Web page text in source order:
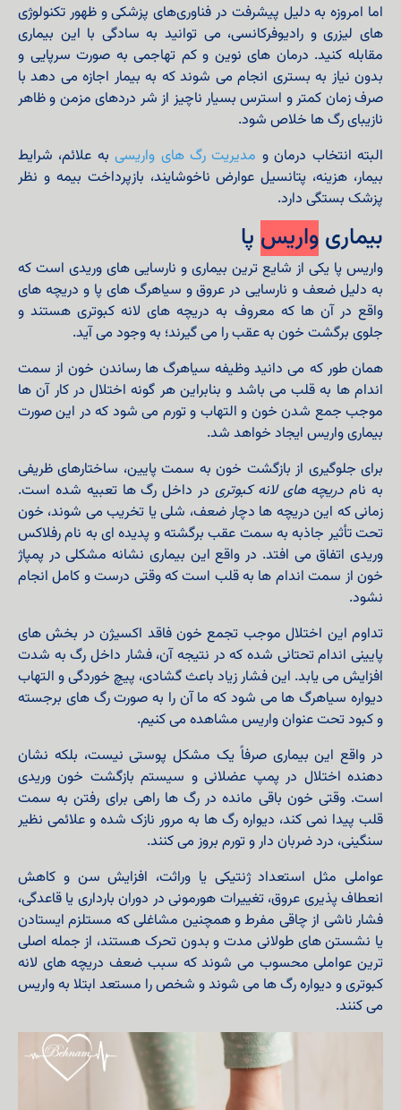
اما امروزه به دلیل پیشرفت در فناوری‌های پزشکی و ظهور تکنولوژی‌
های لیزری و رادیوفرکانسی، می‌ توانید به سادگی با این بیماری
مقابله کنید. درمان‌ های نوین و کم تهاجمی به‌ صورت سرپایی و
بدون نیاز به بستری انجام می‌ شوند که به بیمار اجازه می‌ دهد با
صرف زمان کمتر و استرس بسیار ناچیز از شر دردهای مزمن و ظاهر
نازیبای رگ‌ ها خلاص شود.
البته انتخاب درمان و مدیریت رگ های واریسیبه علائم، شرایط
بیمار، هزینه، پتانسیل عوارض ناخوشایند، بازپرداخت بیمه و نظر
پزشک بستگی دارد.
بیماری واریس پا
واریس پا یکی از شایع ترین بیماری و نارسایی های وریدی است که
به دلیل ضعف و نارسایی در عروق و سیاهرگ های پا و دریچه های
واقع در آن ها که معروف به دریچه های لانه کبوتری هستند و
جلوی برگشت خون به عقب را می گیرند؛ به وجود می آید.
همان طور که می دانید وظیفه سیاهرگ ها رساندن خون از سمت
اندام ها به قلب می باشد و بنابراین هر گونه اختلال در کار آن ها
موجب جمع شدن خون و التهاب و تورم می شود که در این صورت
بیماری واریس ایجاد خواهد شد.
برای جلوگیری از بازگشت خون به سمت پایین، ساختارهای ظریفی
به نام دریچه‌ های لانه کبوتری در داخل رگ‌ ها تعبیه شده است.
زمانی که این دریچه‌ ها دچار ضعف، شلی یا تخریب می‌ شوند، خون
تحت تأثیر جاذبه به سمت عقب برگشته و پدیده‌ ای به نام رفلاکس
وریدی اتفاق می افتد. در واقع این بیماری نشانه مشکلی در پمپاژ
خون از سمت اندام ها به قلب است که وقتی درست و کامل انجام
نشود.
تداوم این اختلال موجب تجمع خون فاقد اکسیژن در بخش‌ های
پایینی اندام تحتانی شده که در نتیجه آن، فشار داخل رگ به شدت
افزایش می‌ یابد. این فشار زیاد باعث گشادی، پیچ‌ خوردگی و التهاب
دیواره سیاهرگ‌ ها می‌ شود که ما آن را به صورت رگ‌ های برجسته
و کبود تحت عنوان واریس مشاهده می‌ کنیم.
در واقع این بیماری صرفاً یک مشکل پوستی نیست، بلکه نشان‌
دهنده اختلال در پمپ عضلانی و سیستم بازگشت خون وریدی
است. وقتی خون باقی‌ مانده در رگ‌ ها راهی برای رفتن به سمت
قلب پیدا نمی‌ کند، دیواره رگ‌ ها به مرور نازک شده و علائمی نظیر
سنگینی، درد ضربان‌ دار و تورم بروز می‌ کنند.
عواملی مثل استعداد ژنتیکی یا وراثت، افزایش سن و کاهش
انعطاف‌ پذیری عروق، تغییرات هورمونی در دوران بارداری یا قاعدگی،
فشار ناشی از چاقی مفرط و همچنین مشاغلی که مستلزم ایستادن
یا نشستن‌ های طولانی‌ مدت و بدون تحرک هستند، از جمله اصلی‌
ترین عواملی محسوب می‌ شوند که سبب ضعف دریچه‌ های لانه
کبوتری و دیواره رگ ها می شوند و شخص را مستعد ابتلا به واریس
می‌ کنند.